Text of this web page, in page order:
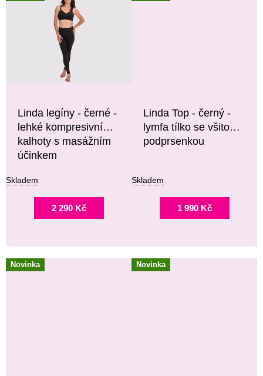
Linda legíny - černé -
lehké kompresivní
kalhoty s masážním
účinkem
Skladem
2 290 Kč
Linda Top - černý -
lymfa tílko se všitou
podprsenkou
Skladem
1 990 Kč
Novinka Novinka